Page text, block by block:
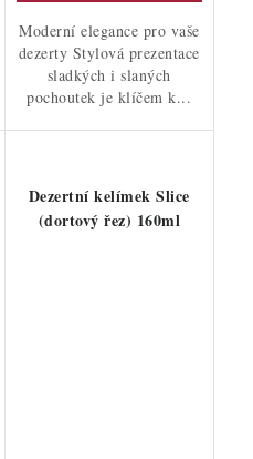
Moderní elegance pro vaše
dezerty Stylová prezentace
sladkých i slaných
pochoutek je klíčem k...
Dezertní kelímek Slice
(dortový řez) 160ml